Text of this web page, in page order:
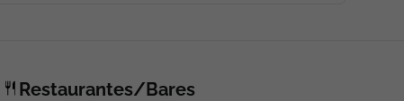
Restaurantes/Bares